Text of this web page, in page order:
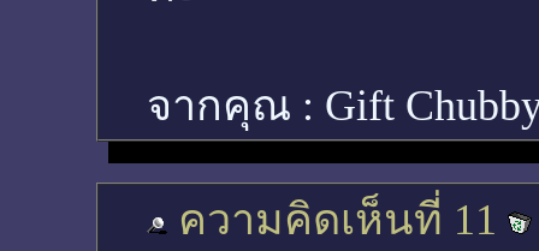
จากคุณ : Gift
ความคิดเห็นที่ 11